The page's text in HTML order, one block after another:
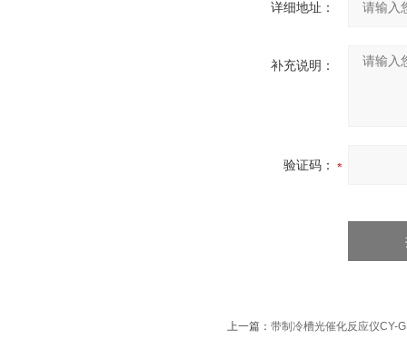
详细地址：
补充说明：
验证码：
上一篇： 带制冷槽光催化反应仪CY-